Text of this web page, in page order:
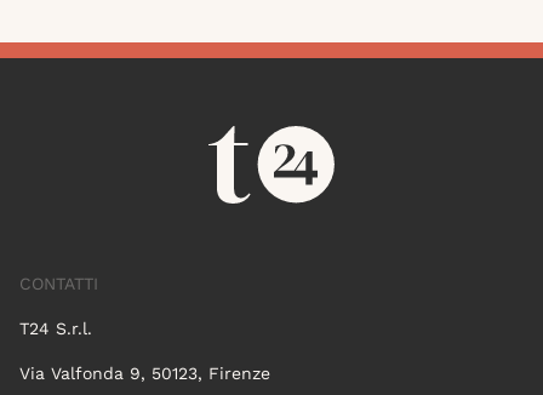
CONTATTI
T24 S.r.l.
Via Valfonda 9, 50123, Firenze